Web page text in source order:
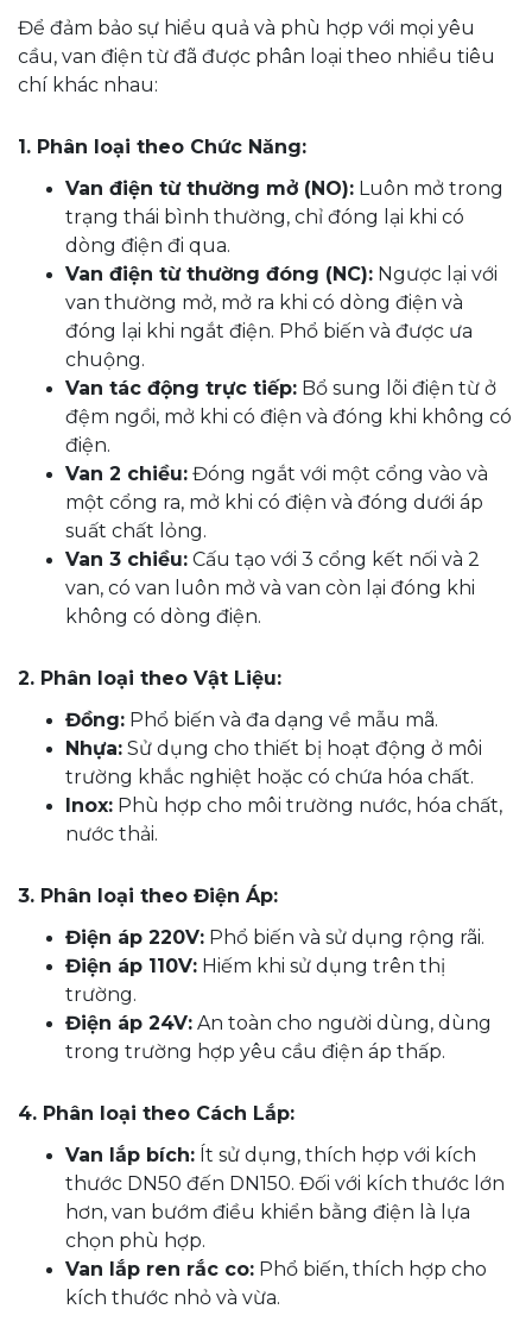
Để đảm bảo sự hiểu quả và phù hợp với mọi yêu
cầu, van điện từ đã được phân loại theo nhiều tiêu
chí khác nhau:
1. Phân loại theo Chức Năng:
Van điện từ thường mở (NO): Luôn mở trong
trạng thái bình thường, chỉ đóng lại khi có
dòng điện đi qua.
Van điện từ thường đóng (NC): Ngược lại với
van thường mở, mở ra khi có dòng điện và
đóng lại khi ngắt điện. Phổ biến và được ưa
chuộng.
Van tác động trực tiếp: Bổ sung lõi điện từ ở
đệm ngồi, mở khi có điện và đóng khi không có
điện.
Van 2 chiều: Đóng ngắt với một cổng vào và
một cổng ra, mở khi có điện và đóng dưới áp
suất chất lỏng.
Van 3 chiều: Cấu tạo với 3 cổng kết nối và 2
van, có van luôn mở và van còn lại đóng khi
không có dòng điện.
2. Phân loại theo Vật Liệu:
Đồng: Phổ biến và đa dạng về mẫu mã.
Nhựa: Sử dụng cho thiết bị hoạt động ở môi
trường khắc nghiệt hoặc có chứa hóa chất.
Inox: Phù hợp cho môi trường nước, hóa chất,
nước thải.
3. Phân loại theo Điện Áp:
Điện áp 220V: Phổ biến và sử dụng rộng rãi.
Điện áp 110V: Hiếm khi sử dụng trên thị
trường.
Điện áp 24V: An toàn cho người dùng, dùng
trong trường hợp yêu cầu điện áp thấp.
4. Phân loại theo Cách Lắp:
Van lắp bích: Ít sử dụng, thích hợp với kích
thước DN50 đến DN150. Đối với kích thước lớn
hơn, van bướm điều khiển bằng điện là lựa
chọn phù hợp.
Van lắp ren rắc co: Phổ biến, thích hợp cho
kích thước nhỏ và vừa.